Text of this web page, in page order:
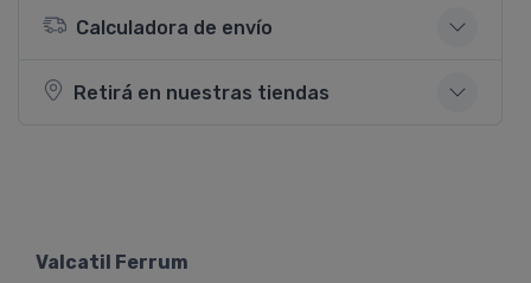
Calculadora de envío
Retirá en nuestras tiendas
Valcatil Ferrum